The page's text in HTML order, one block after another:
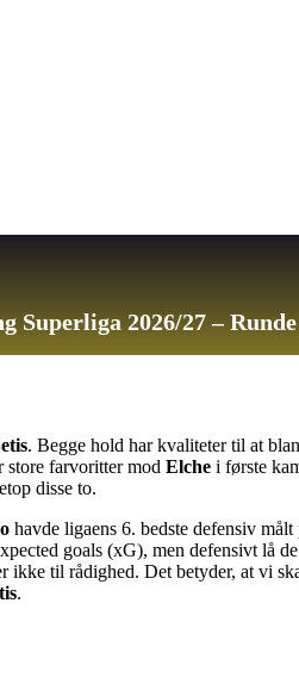
Superliga 2026/27 –
. Begge hold har kvaliteter til at
store farvoritter mod Elche i første
disse to.
havde ligaens 6. bedste defensiv
goals (xG), men defensivt lå
ikke til rådighed. Det betyder, at vi
.